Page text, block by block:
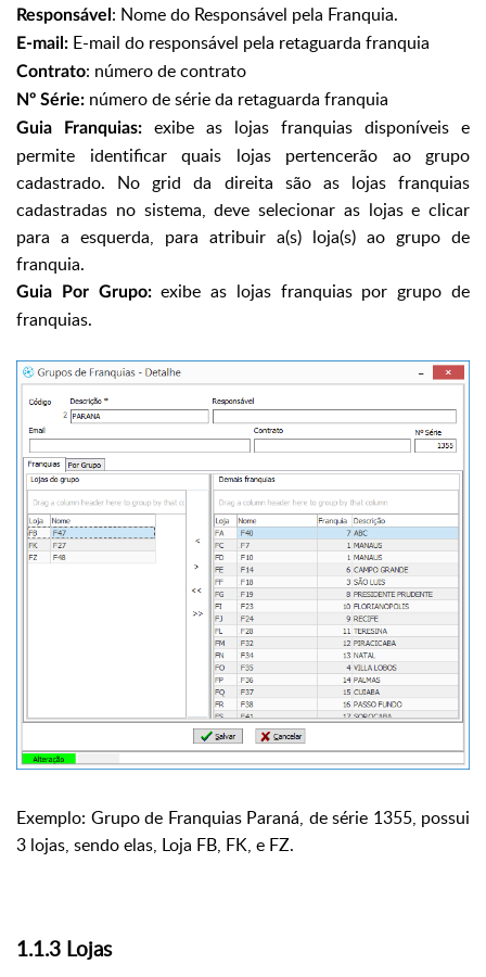
Responsável : Nome do Responsável pela Franquia.
E-mail: E-mail do responsável pela retaguarda franquia
Contrato: número de contrato
Nº Série: número de série da retaguarda franquia
Guia Franquias: exibe as lojas franquias disponíveis e
permite identificar quais lojas pertencerão ao grupo
cadastrado. No grid da direita são as lojas franquias
cadastradas no sistema, deve selecionar as lojas e clicar
para a esquerda, para atribuir a(s) loja(s) ao grupo de
franquia.
Guia Por Grupo:exibe as lojas franquias por grupo de
franquias.
Exemplo: Grupo de Franquias Paraná, de série 1355, possui
3 lojas, sendo elas, Loja FB, FK, e FZ.
1.1.3 Lojas